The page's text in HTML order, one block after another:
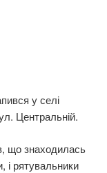
у селі
Центральній.
що знаходилась
і рятувальники